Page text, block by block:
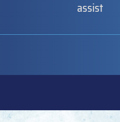
assist